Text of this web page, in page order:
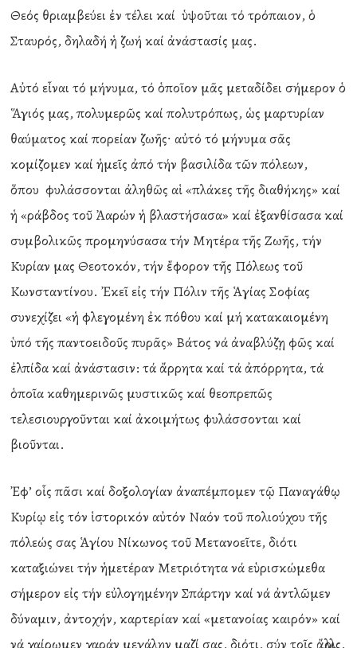
Θεός θριαμβεύει ἐν τέλει καί ὑψοῦται τό τρόπαιον, ὁ
Σταυρός, δηλαδή ἡ ζωή καί ἀνάστασίς μας.
Αὐτό εἶναι τό μήνυμα, τό ὁποῖον μᾶς μεταδίδει σήμερον ὁ
Ἅγιός μας, πολυμερῶς καί πολυτρόπως, ὡς μαρτυρίαν
θαύματος καί πορείαν ζωῆς∙ αὐτό τό μήνυμα σᾶς
κομίζομεν καί ἡμεῖς ἀπό τήν βασιλίδα τῶν πόλεων,
ὅπου φυλάσσονται ἀληθῶς αἱ «πλάκες τῆς διαθήκης» καί
ἡ «ράβδος τοῦ Ἀαρών ἡ βλαστήσασα» καί ἐξανθίσασα καί
συμβολικῶς προμηνύσασα τήν Μητέρα τῆς Ζωῆς, τήν
Κυρίαν μας Θεοτοκόν, τήν ἔφορον τῆς Πόλεως τοῦ
Κωνσταντίνου. Ἐκεῖ εἰς τήν Πόλιν τῆς Ἁγίας Σοφίας
συνεχίζει «ἡ φλεγομένη ἐκ πόθου καί μή κατακαιομένη
ὑπό τῆς παντοειδοῦς πυρᾶς» Βάτος νά ἀναβλύζῃ φῶς καί
ἐλπίδα καί ἀνάστασιν: τά ἄρρητα καί τά ἀπόρρητα, τά
ὁποῖα καθημερινῶς μυστικῶς καί θεοπρεπῶς
τελεσιουργοῦνται καί ἀκοιμήτως φυλάσσονται καί
βιοῦνται.
Ἐφ’ οἷς πᾶσι καί δοξολογίαν ἀναπέμπομεν τῷ Παναγάθῳ
Κυρίῳ εἰς τόν ἱστορικόν αὐτόν Ναόν τοῦ πολιούχου τῆς
πόλεώς σας Ἁγίου Νίκωνος τοῦ Μετανοεῖτε, διότι
καταξιώνει τήν ἡμετέραν Μετριότητα νά εὑρισκώμεθα
σήμερον εἰς τήν εὐλογημένην Σπάρτην καί νά ἀντλῶμεν
δύναμιν, ἀντοχήν, καρτερίαν καί «μετανοίας καιρόν» καί
νά χαίρωμεν χαράν μεγάλην μαζί σας, διότι, σύν τοῖς ἄλλοις,